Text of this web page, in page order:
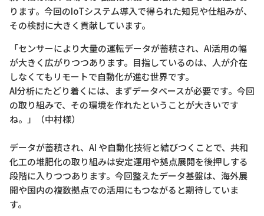
ります。今回のIoTシステム導入で得られた知見や仕組みが、
その検討に大きく貢献しています。
「センサーにより大量の運転データが蓄積され、AI活用の幅
が大きく広がりつつあります。目指しているのは、人が介在
しなくてもリモートで自動化が進む世界です。
AI分析にたどり着くには、まずデータベースが必要です。今回
の取り組みで、その環境を作れたということが大きいです
ね。」（中村様）
データが蓄積され、AI や自動化技術と結びつくことで、共和
化工の堆肥化の取り組みは安定運用や拠点展開を後押しする
段階に入りつつあります。今回整えたデータ基盤は、海外展
開や国内の複数拠点での活用にもつながると期待していま
す。